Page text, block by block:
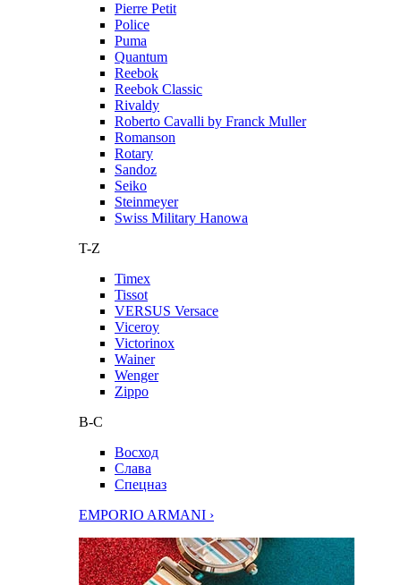
Pierre Petit
Police
Puma
Quantum
Reebok
Reebok Classic
Rivaldy
Roberto Cavalli by Franck Muller
Romanson
Rotary
Sandoz
Seiko
Steinmeyer
Swiss Military Hanowa
T-Z
Timex
Tissot
VERSUS Versace
Viceroy
Victorinox
Wainer
Wenger
Zippo
В-С
Восход
Слава
Спецназ
EMPORIO ARMANI ›